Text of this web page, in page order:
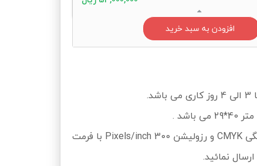
.
♦️فایل ها را با مد رنگی CMYK و رزولیشن 300 Pixels/inch با فرمت